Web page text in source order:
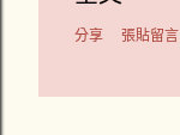
分享 張貼留言